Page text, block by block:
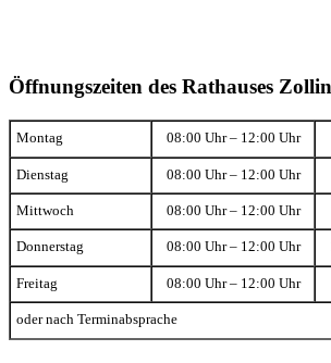
Öffnungszeiten des Rathauses
Montag 08:00 Uhr – 12:00 Uhr
Dienstag 08:00 Uhr – 12:00 Uhr
Mittwoch 08:00 Uhr – 12:00 Uhr
Donnerstag 08:00 Uhr – 12:00 Uhr
Freitag 08:00 Uhr – 12:00 Uhr
oder nach Terminabsprache